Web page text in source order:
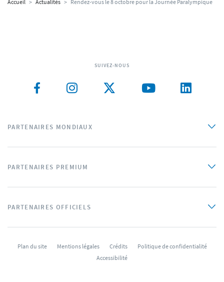
Accueil > Actualités > Rendez-vous le 8 octobre pour la Journée Paralympique
SUIVEZ-NOUS
PARTENAIRES MONDIAUX
PARTENAIRES PREMIUM
PARTENAIRES OFFICIELS
Plan du site Mentions légales Crédits
Politique de confidentialité
Accessibilité